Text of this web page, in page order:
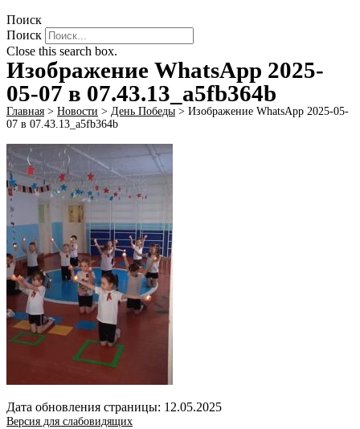
Поиск
Поиск
Close this search box.
Изображение WhatsApp 2025-
05-07 в 07.43.13_a5fb364b
Главная > Новости > День Победы > Изображение WhatsApp 2025-05-
07 в 07.43.13_a5fb364b
Дата обновления страницы: 12.05.2025
Версия для слабовидящих